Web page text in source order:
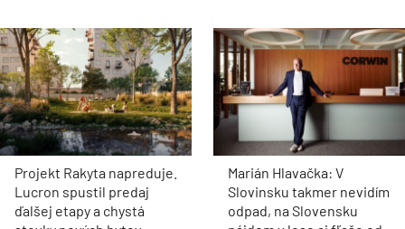
Projekt Rakyta napreduje.
Lucron spustil predaj
ďalšej etapy a chystá
Marián Hlavačka: V
Slovinsku takmer nevidím
odpad, na Slovensku